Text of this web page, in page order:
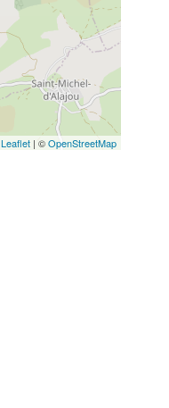
Leaflet | ©OpenStreetMap